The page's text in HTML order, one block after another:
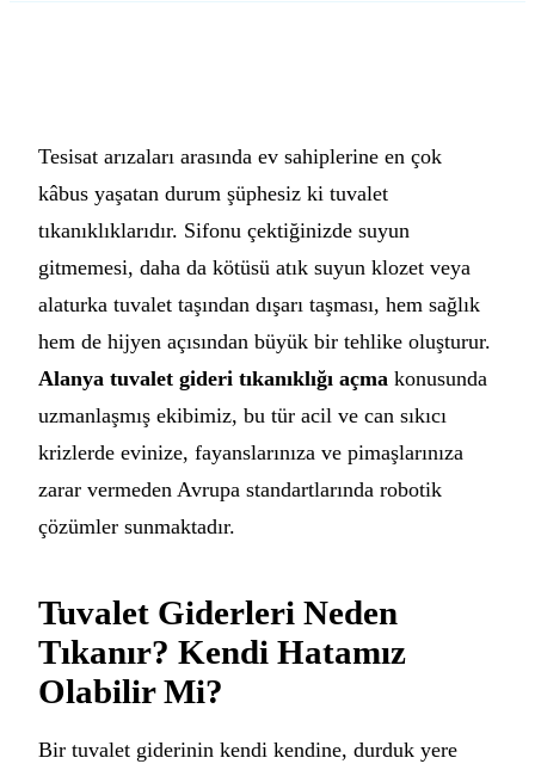
Tesisat arızaları arasında ev sahiplerine en çok
kâbus yaşatan durum şüphesiz ki tuvalet
tıkanıklıklarıdır. Sifonu çektiğinizde suyun
gitmemesi, daha da kötüsü atık suyun klozet veya
alaturka tuvalet taşından dışarı taşması, hem sağlık
hem de hijyen açısından büyük bir tehlike oluşturur.
Alanya tuvalet gideri tıkanıklığı açma konusunda
uzmanlaşmış ekibimiz, bu tür acil ve can sıkıcı
krizlerde evinize, fayanslarınıza ve pimaşlarınıza
zarar vermeden Avrupa standartlarında robotik
çözümler sunmaktadır.
Tuvalet Giderleri Neden
Tıkanır? Kendi Hatamız
Olabilir Mi?
Bir tuvalet giderinin kendi kendine, durduk yere